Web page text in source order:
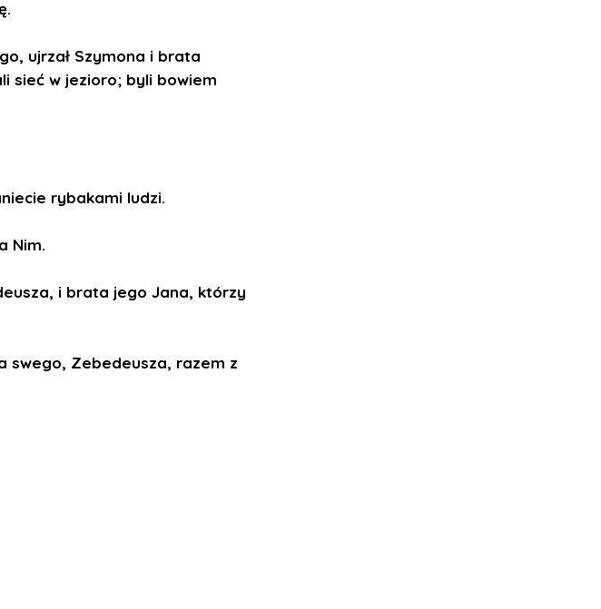
ujrzał Szymona i brata
sieć w jezioro; byli bowiem
rybakami ludzi.
Nim.
i brata jego Jana, którzy
swego, Zebedeusza, razem z